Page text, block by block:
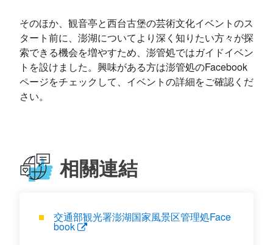
そのほか、観音亭と西台古堡の芸術文化イベントのス
タート前に、澎湖についてより深く知りたい方々が探
索できる機会を増やすため、澎管処ではガイドイベン
トを設けました。興味がある方は澎管処のFacebook
ページをチェックして、イベントの詳細をご確認くだ
さい。
相關連結
交通部観光署澎湖国家風景区管理処Face
book